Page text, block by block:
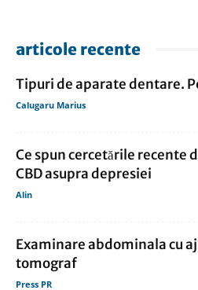
articole recente
Tipuri de aparate dentare.
Calugaru Marius
Ce spun cercetările recente
CBD asupra depresiei
Alin
Examinare abdominala cu
tomograf
Press PR